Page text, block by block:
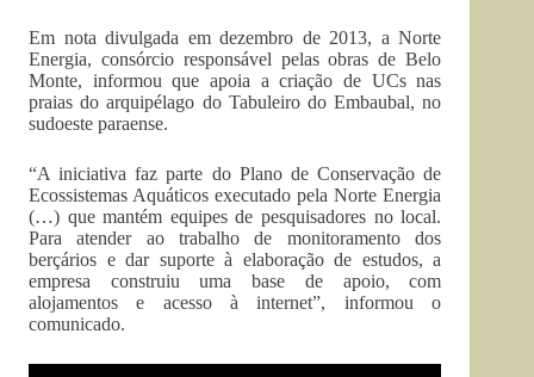
Em nota divulgada em dezembro de 2013, a Norte
Energia, consórcio responsável pelas obras de Belo
Monte, informou que apoia a criação de UCs nas
praias do arquipélago do Tabuleiro do Embaubal, no
sudoeste paraense.
“A iniciativa faz parte do Plano de Conservação de
Ecossistemas Aquáticos executado pela Norte Energia
(…) que mantém equipes de pesquisadores no local.
Para atender ao trabalho de monitoramento dos
berçários e dar suporte à elaboração de estudos, a
empresa construiu uma base de apoio, com
alojamentos e acesso à internet”, informou o
comunicado.